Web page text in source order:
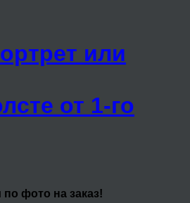
или
от 1-го
по фото на заказ!